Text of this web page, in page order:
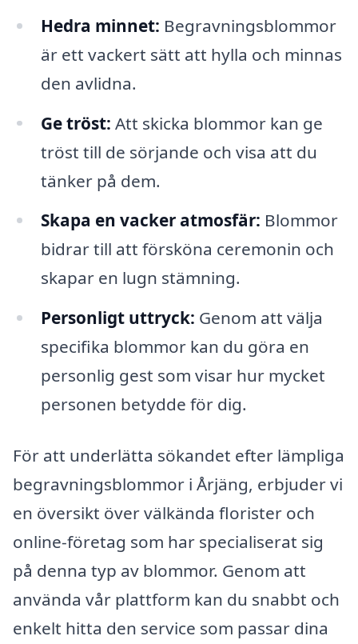
Hedra minnet: Begravningsblommor
är ett vackert sätt att hylla och minnas
den avlidna.
Ge tröst: Att skicka blommor kan ge
tröst till de sörjande och visa att du
tänker på dem.
Skapa en vacker atmosfär: Blommor
bidrar till att försköna ceremonin och
skapar en lugn stämning.
Personligt uttryck: Genom att välja
specifika blommor kan du göra en
personlig gest som visar hur mycket
personen betydde för dig.
För att underlätta sökandet efter lämpliga
begravningsblommor i Årjäng, erbjuder vi
en översikt över välkända florister och
online-företag som har specialiserat sig
på denna typ av blommor. Genom att
använda vår plattform kan du snabbt och
enkelt hitta den service som passar dina